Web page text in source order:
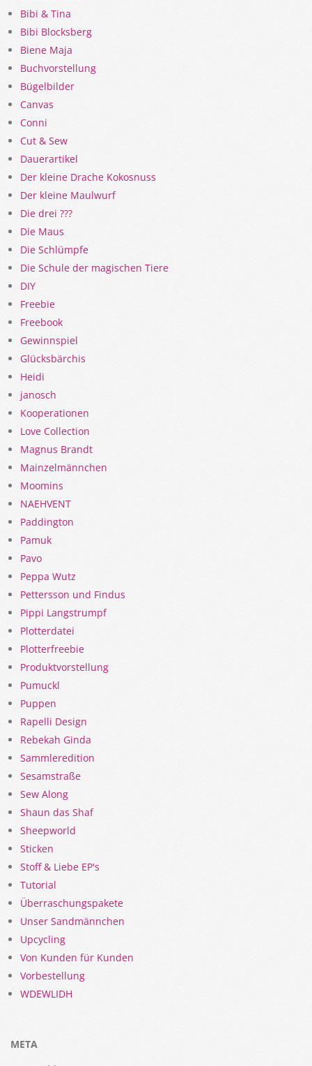
Bibi & Tina
Bibi Blocksberg
Biene Maja
Buchvorstellung
Bügelbilder
Canvas
Conni
Cut & Sew
Dauerartikel
Der kleine Drache Kokosnuss
Der kleine Maulwurf
Die drei ???
Die Maus
Die Schlümpfe
Die Schule der magischen Tiere
DIY
Freebie
Freebook
Gewinnspiel
Glücksbärchis
Heidi
janosch
Kooperationen
Love Collection
Magnus Brandt
Mainzelmännchen
Moomins
NAEHVENT
Paddington
Pamuk
Pavo
Peppa Wutz
Pettersson und Findus
Pippi Langstrumpf
Plotterdatei
Plotterfreebie
Produktvorstellung
Pumuckl
Puppen
Rapelli Design
Rebekah Ginda
Sammleredition
Sesamstraße
Sew Along
Shaun das Shaf
Sheepworld
Sticken
Stoff & Liebe EP's
Tutorial
Überraschungspakete
Unser Sandmännchen
Upcycling
Von Kunden für Kunden
Vorbestellung
WDEWLIDH
META